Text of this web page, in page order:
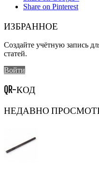
Share on Pinterest
ИЗБРАННОЕ
Создайте учётную запись
статей.
Войти
QR-КОД
НЕДАВНО